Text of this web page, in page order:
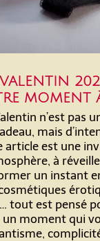
MOMENT
n’est pas
mais
article est une
à
un instant
tout est pensé
moment qui